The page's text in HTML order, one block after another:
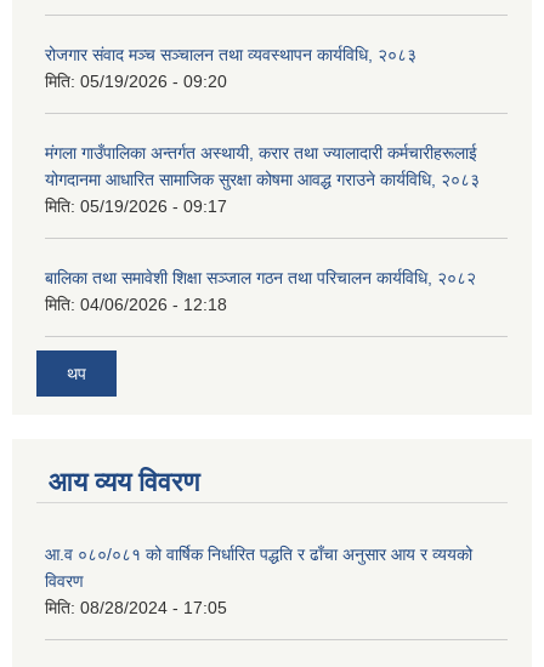
रोजगार संवाद मञ्च सञ्चालन तथा व्यवस्थापन कार्यविधि, २०८३
मिति: 05/19/2026 - 09:20
मंगला गाउँपालिका अन्तर्गत अस्थायी, करार तथा ज्यालादारी कर्मचारीहरूलाई
योगदानमा आधारित सामाजिक सुरक्षा कोषमा आवद्ध गराउने कार्यविधि, २०८३
मिति: 05/19/2026 - 09:17
बालिका तथा समावेशी शिक्षा सञ्जाल गठन तथा परिचालन कार्यविधि, २०८२
मिति: 04/06/2026 - 12:18
थप
आय व्यय विवरण
आ.व ०८०/०८१ को वार्षिक निर्धारित पद्धति र ढाँचा अनुसार आय र व्ययको
विवरण
मिति: 08/28/2024 - 17:05